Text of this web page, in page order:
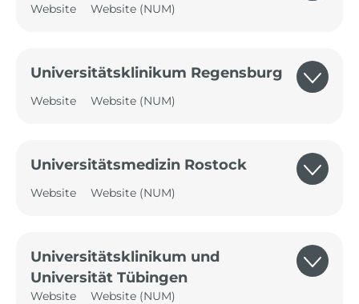
Website Website (NUM)
Universitätsklinikum Regensburg
Website Website (NUM)
Universitätsmedizin Rostock
Website Website (NUM)
Universitätsklinikum und
Universität Tübingen
Website Website (NUM)